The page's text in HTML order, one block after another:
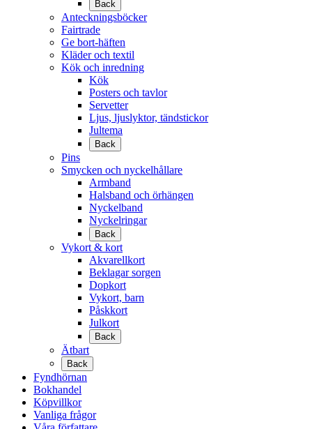
Back
Anteckningsböcker
Fairtrade
Ge bort-häften
Kläder och textil
Kök och inredning
Kök
Posters och tavlor
Servetter
Ljus, ljuslyktor, tändstickor
Jultema
Back
Pins
Smycken och nyckelhållare
Armband
Halsband och örhängen
Nyckelband
Nyckelringar
Back
Vykort & kort
Akvarellkort
Beklagar sorgen
Dopkort
Vykort, barn
Påskkort
Julkort
Back
Ätbart
Back
Fyndhörnan
Bokhandel
Köpvillkor
Vanliga frågor